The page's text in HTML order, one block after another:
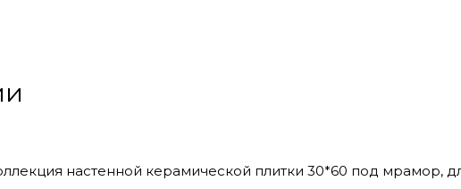
настенной керамической плитки 30*60 под мрамор,